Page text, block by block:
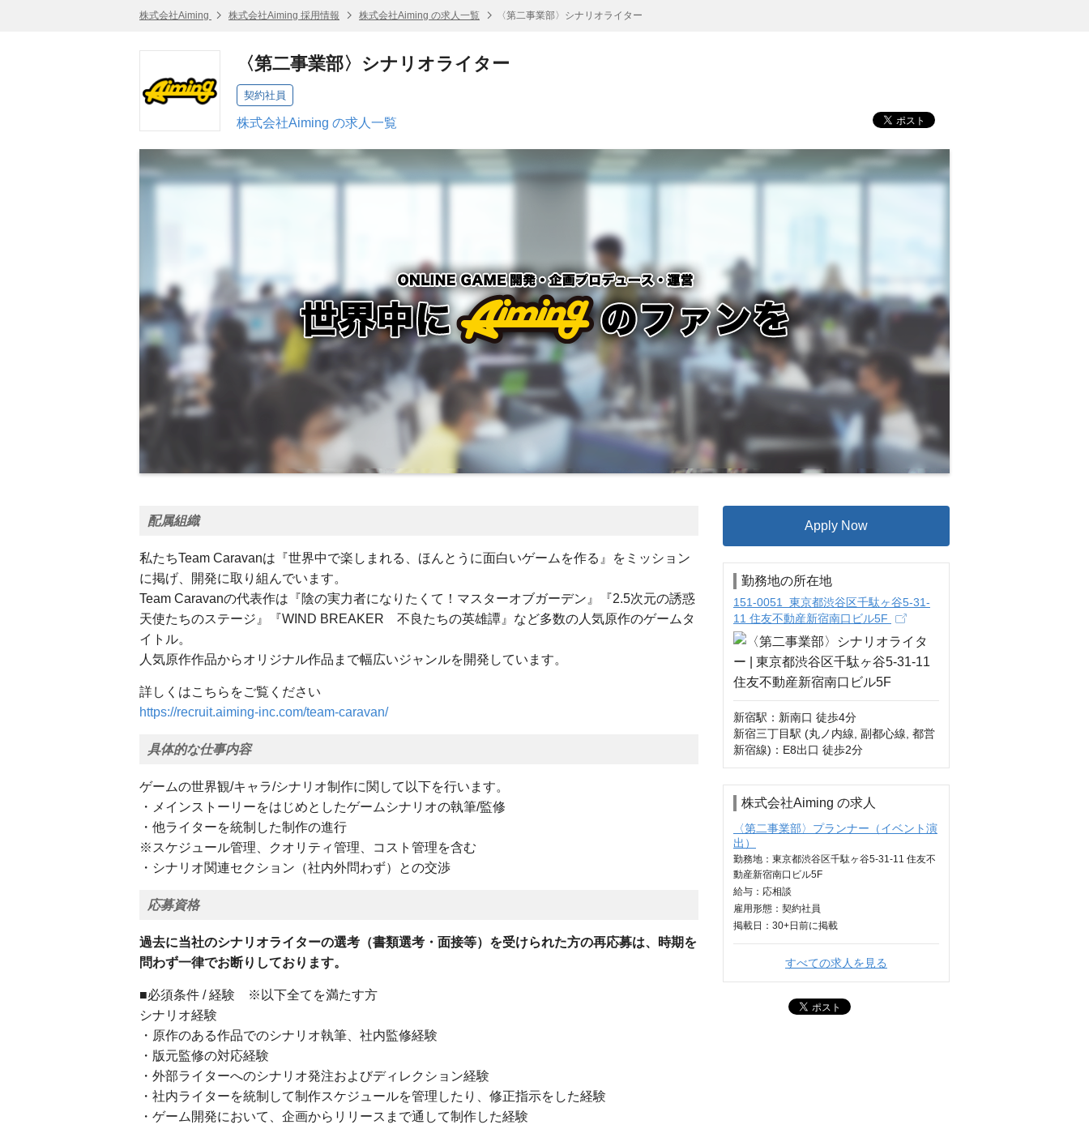
株式会社Aiming 株式会社Aiming 採用情報 株式会社Aiming の求人一覧 〈第二事業部〉シナリオライター
〈第二事業部〉シナリオライター
契約社員
株式会社Aiming の求人一覧
配属組織
私たちTeam Caravanは『世界中で楽しまれる、ほんとうに面白いゲームを作る』をミッション
に掲げ、開発に取り組んでいます。
Team Caravanの代表作は『陰の実力者になりたくて！マスターオブガーデン』『2.5次元の誘惑
天使たちのステージ』『WIND BREAKER 不良たちの英雄譚』など多数の人気原作のゲームタ
イトル。
人気原作作品からオリジナル作品まで幅広いジャンルを開発しています。
詳しくはこちらをご覧ください
https://recruit.aiming-inc.com/team-caravan/
具体的な仕事内容
ゲームの世界観/キャラ/シナリオ制作に関して以下を行います。
・メインストーリーをはじめとしたゲームシナリオの執筆/監修
・他ライターを統制した制作の進行
※スケジュール管理、クオリティ管理、コスト管理を含む
・シナリオ関連セクション（社内外問わず）との交渉
応募資格
過去に当社のシナリオライターの選考（書類選考・面接等）を受けられた方の再応募は、時期を
問わず一律でお断りしております。
■必須条件 / 経験 ※以下全てを満たす方
シナリオ経験
・原作のある作品でのシナリオ執筆、社内監修経験
・版元監修の対応経験
・外部ライターへのシナリオ発注およびディレクション経験
・社内ライターを統制して制作スケジュールを管理したり、修正指示をした経験
・ゲーム開発において、企画からリリースまで通して制作した経験
Apply Now
勤務地の所在地
151-0051 東京都渋谷区千駄ヶ谷5-31‐
11 住友不動産新宿南口ビル5F
新宿駅：新南口 徒歩4分
新宿三丁目駅 (丸ノ内線, 副都心線, 都営
新宿線)：E8出口 徒歩2分
株式会社Aiming の求人
〈第二事業部〉プランナー（イベント演
出）
勤務地：東京都渋谷区千駄ヶ谷5-31‐11 住友不
動産新宿南口ビル5F
給与： 応相談
雇用形態：契約社員
掲載日： 30+日 前に掲載
すべての求人を見る